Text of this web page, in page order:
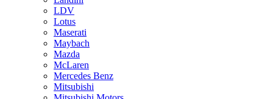
LDV
Lotus
Maserati
Maybach
Mazda
McLaren
Mercedes Benz
Mitsubishi